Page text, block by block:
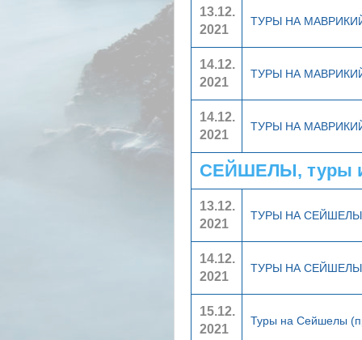
13.12.
2021
ТУРЫ НА
14.12.
2021
ТУРЫ НА
14.12.
2021
ТУРЫ НА
СЕЙШЕЛЫ, туры
13.12.
2021
ТУРЫ НА
14.12.
2021
ТУРЫ НА
15.12.
2021
Туры на Сейшелы